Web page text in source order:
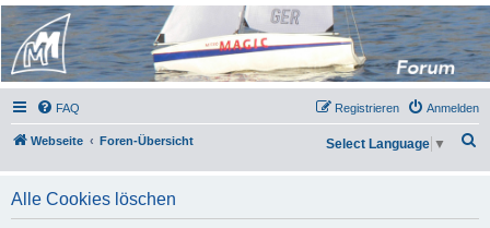
Micro Magic Forum
Deutschland
FAQ Anmelden
Registrieren
Webseite Foren-Übersicht
h
Select Language ▼
Alle Cookies löschen